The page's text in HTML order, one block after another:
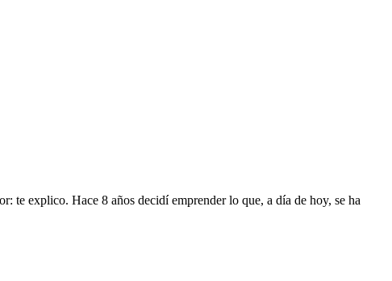
te explico. Hace 8 años decidí emprender lo que, a día de hoy, se ha